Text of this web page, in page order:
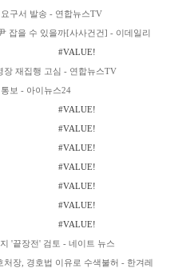
구서 발송 - 연합뉴스TV
잡을 수 있을까[사사건건] - 이데일리
#VALUE!
재집행 고심 - 연합뉴스TV
보 - 아이뉴스24
#VALUE!
#VALUE!
#VALUE!
#VALUE!
#VALUE!
#VALUE!
#VALUE!
'끝장전' 검토 - 네이트 뉴스
장, 경호법 이유로 수색불허 - 한겨레